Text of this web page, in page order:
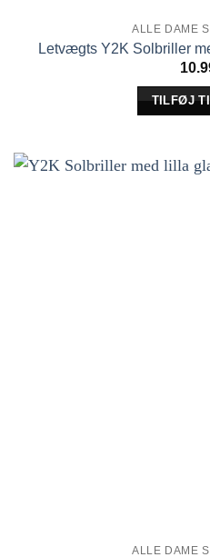
ALLE DAME
Letvægts Y2K Solbriller
TILFØJ
ALLE DAME